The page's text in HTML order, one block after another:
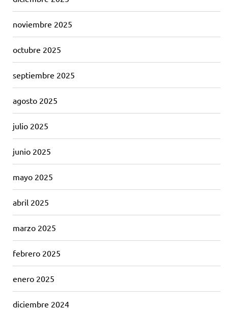
noviembre 2025
octubre 2025
septiembre 2025
agosto 2025
julio 2025
junio 2025
mayo 2025
abril 2025
marzo 2025
febrero 2025
enero 2025
diciembre 2024